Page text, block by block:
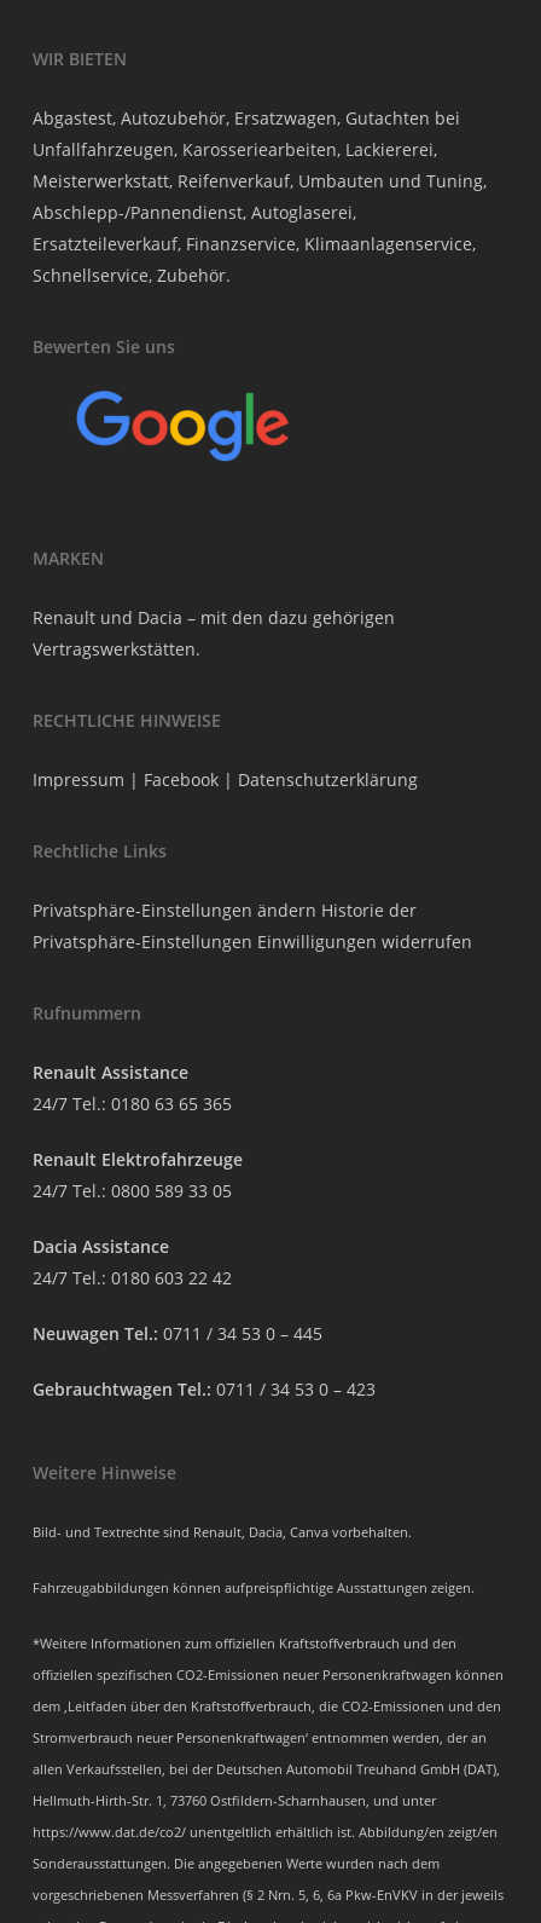
WIR BIETEN
Abgastest, Autozubehör, Ersatzwagen, Gutachten bei
Unfallfahrzeugen, Karosseriearbeiten, Lackiererei,
Meisterwerkstatt, Reifenverkauf, Umbauten und Tuning,
Abschlepp-/Pannendienst, Autoglaserei,
Ersatzteileverkauf, Finanzservice, Klimaanlagenservice,
Schnellservice, Zubehör.
Bewerten Sie uns
MARKEN
Renault und Dacia – mit den dazu gehörigen
Vertragswerkstätten.
RECHTLICHE HINWEISE
Impressum | Facebook| Datenschutzerklärung
Rechtliche Links
Privatsphäre-Einstellungen ändern Historie der
Privatsphäre-Einstellungen Einwilligungen widerrufen
Rufnummern
Renault Assistance
24/7 Tel.: 0180 63 65 365
Renault Elektrofahrzeuge
24/7 Tel.: 0800 589 33 05
Dacia Assistance
24/7 Tel.: 0180 603 22 42
Neuwagen Tel.: 0711 / 34 53 0 – 445
Gebrauchtwagen Tel.: 0711 / 34 53 0 – 423
Weitere Hinweise
Bild- und Textrechte sind Renault, Dacia, Canva vorbehalten.
Fahrzeugabbildungen können aufpreispflichtige Ausstattungen zeigen.
*Weitere Informationen zum offiziellen Kraftstoffverbrauch und den
offiziellen spezifischen CO2-Emissionen neuer Personenkraftwagen können
dem ‚Leitfaden über den Kraftstoffverbrauch, die CO2-Emissionen und den
Stromverbrauch neuer Personenkraftwagen‘ entnommen werden, der an
allen Verkaufsstellen, bei der Deutschen Automobil Treuhand GmbH (DAT),
Hellmuth-Hirth-Str. 1, 73760 Ostfildern-Scharnhausen, und unter
https://www.dat.de/co2/ unentgeltlich erhältlich ist. Abbildung/en zeigt/en
Sonderausstattungen. Die angegebenen Werte wurden nach dem
vorgeschriebenen Messverfahren (§ 2 Nrn. 5, 6, 6a Pkw-EnVKV in der jeweils